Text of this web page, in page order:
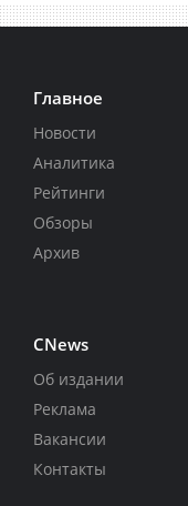
Главное
Новости
Аналитика
Рейтинги
Обзоры
Архив
CNews
Об издании
Реклама
Вакансии
Контакты